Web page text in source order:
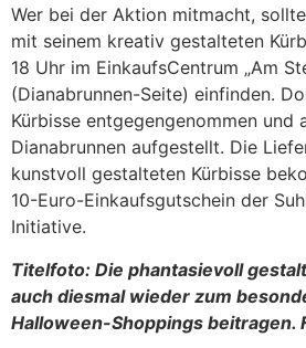
Wer bei der Aktion mitmacht,
mit seinem kreativ gestalteten
18 Uhr im EinkaufsCentrum „Am
(Dianabrunnen-Seite) einfinden.
Kürbisse entgegengenommen und
Dianabrunnen aufgestellt. Die
kunstvoll gestalteten Kürbisse
10-Euro-Einkaufsgutschein der
Initiative.
Titelfoto: Die phantasievoll
auch diesmal wieder zum
Halloween-Shoppings beitragen.